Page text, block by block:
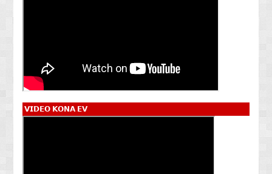
𝗩𝗜𝗗𝗘𝗢 𝗞𝗢𝗡𝗔 𝗘𝗩